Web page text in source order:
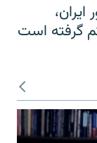
گرفته است